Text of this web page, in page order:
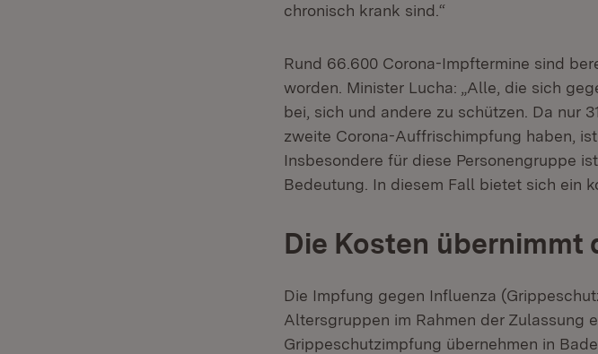
chronisch krank sind.“
Rund 66.600 Corona-Impftermine sind
worden. Minister Lucha: „Alle, die sich
bei, sich und andere zu schützen. Da nur
zweite Corona-Auffrischimpfung haben,
Insbesondere für diese Personengruppe
Bedeutung. In diesem Fall bietet sich ein
Die Kosten übernimmt
Die Impfung gegen Influenza
Altersgruppen im Rahmen der Zulassung
Grippeschutzimpfung übernehmen in